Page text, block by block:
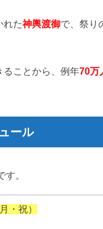
れた神輿渡御で、祭り
ることから、例年70万
ール
。
・祝）